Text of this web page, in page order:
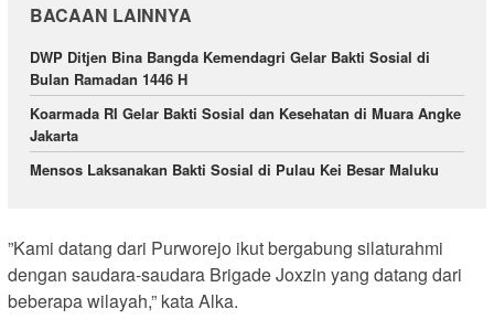
BACAAN LAINNYA
DWP Ditjen Bina Bangda Kemendagri Gelar Bakti Sosial di
Bulan Ramadan 1446 H
Koarmada RI Gelar Bakti Sosial dan Kesehatan di Muara Angke
Jakarta
Mensos Laksanakan Bakti Sosial di Pulau Kei Besar Maluku
‎”Kami datang dari Purworejo ikut bergabung silaturahmi
dengan saudara-saudara Brigade Joxzin yang datang dari
beberapa wilayah,” kata Alka.